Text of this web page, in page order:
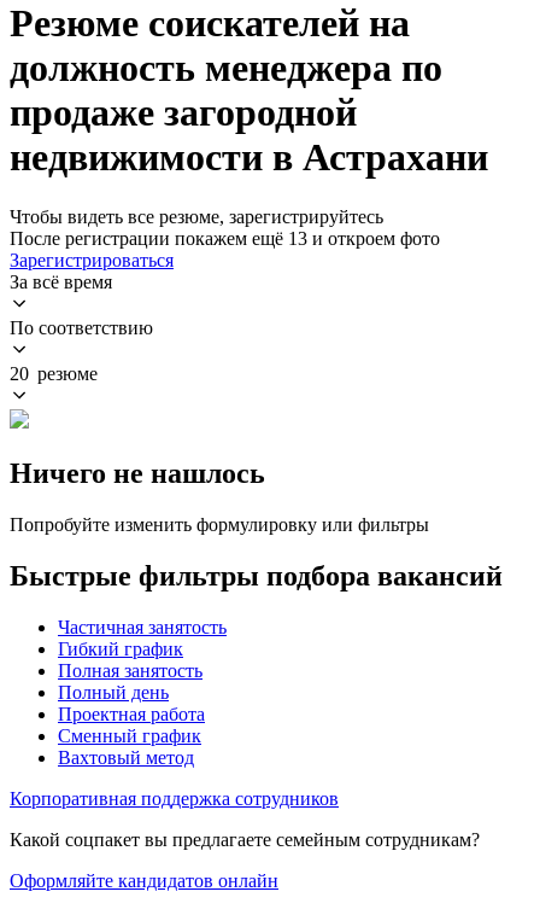
Резюме соискателей на
должность менеджера по
продаже загородной
недвижимости в Астрахани
Чтобы видеть все резюме, зарегистрируйтесь
После регистрации покажем ещё 13 и откроем фото
Зарегистрироваться
За всё время
По соответствию
20 резюме
Ничего не нашлось
Попробуйте изменить формулировку или фильтры
Быстрые фильтры подбора вакансий
Частичная занятость
Гибкий график
Полная занятость
Полный день
Проектная работа
Сменный график
Вахтовый метод
Корпоративная поддержка сотрудников
Какой соцпакет вы предлагаете семейным сотрудникам?
Оформляйте кандидатов онлайн